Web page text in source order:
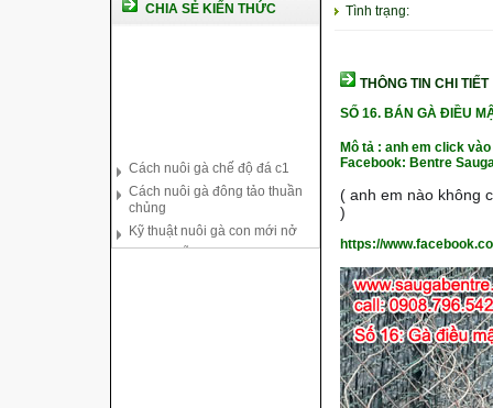
CHIA SẺ KIẾN THỨC
Cách nuôi gà đông tảo thuần
Kỹ thuật nuôi gà con mới nở
Hướng dẫn nuôi gà đá
Tại sao bạn cần biết cách nuôi
Tình trạng:
THÔNG TIN CHI TIẾT
SỐ 16. BÁN GÀ ĐIỀU
Mô tả : anh em click
Facebook: Bentre
( anh em nào không
)
https://